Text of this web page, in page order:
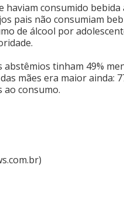
consumido
pais não consumiam
de álcool por
abstêmios tinham 49%
mães era maior ainda:
ao consumo.